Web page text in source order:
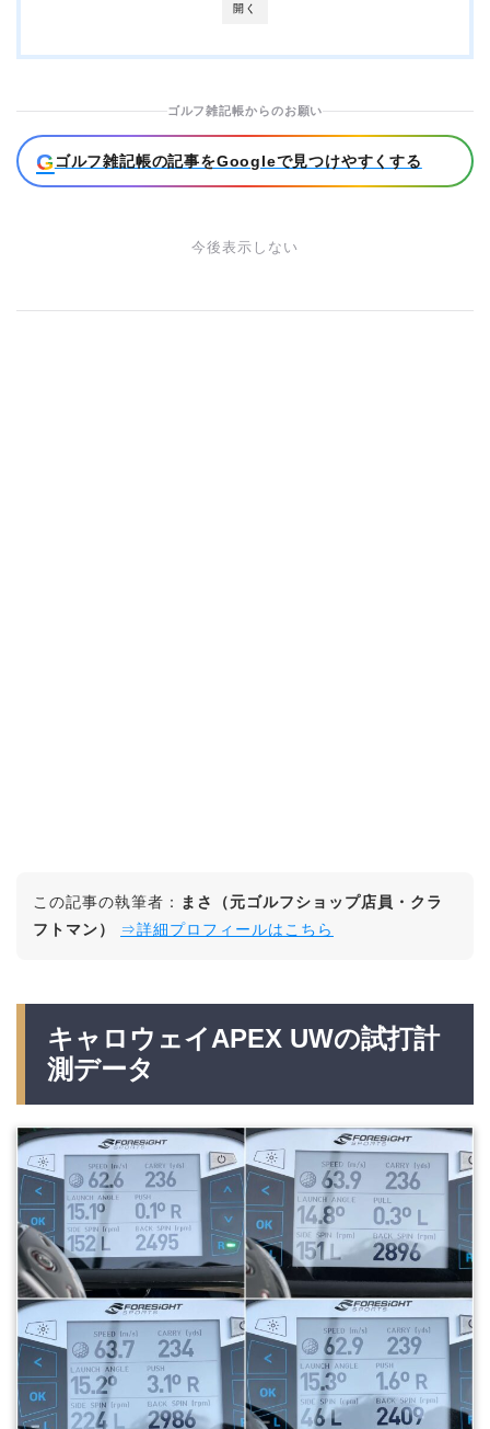
開く
ゴルフ雑記帳からのお願い
Gゴルフ雑記帳の記事をGoogleで見つけやすくする
今後表示しない
この記事の執筆者： まさ（元ゴルフショップ店員・クラ
フトマン）
⇒詳細プロフィールはこちら
キャロウェイAPEX UWの試打計
測データ